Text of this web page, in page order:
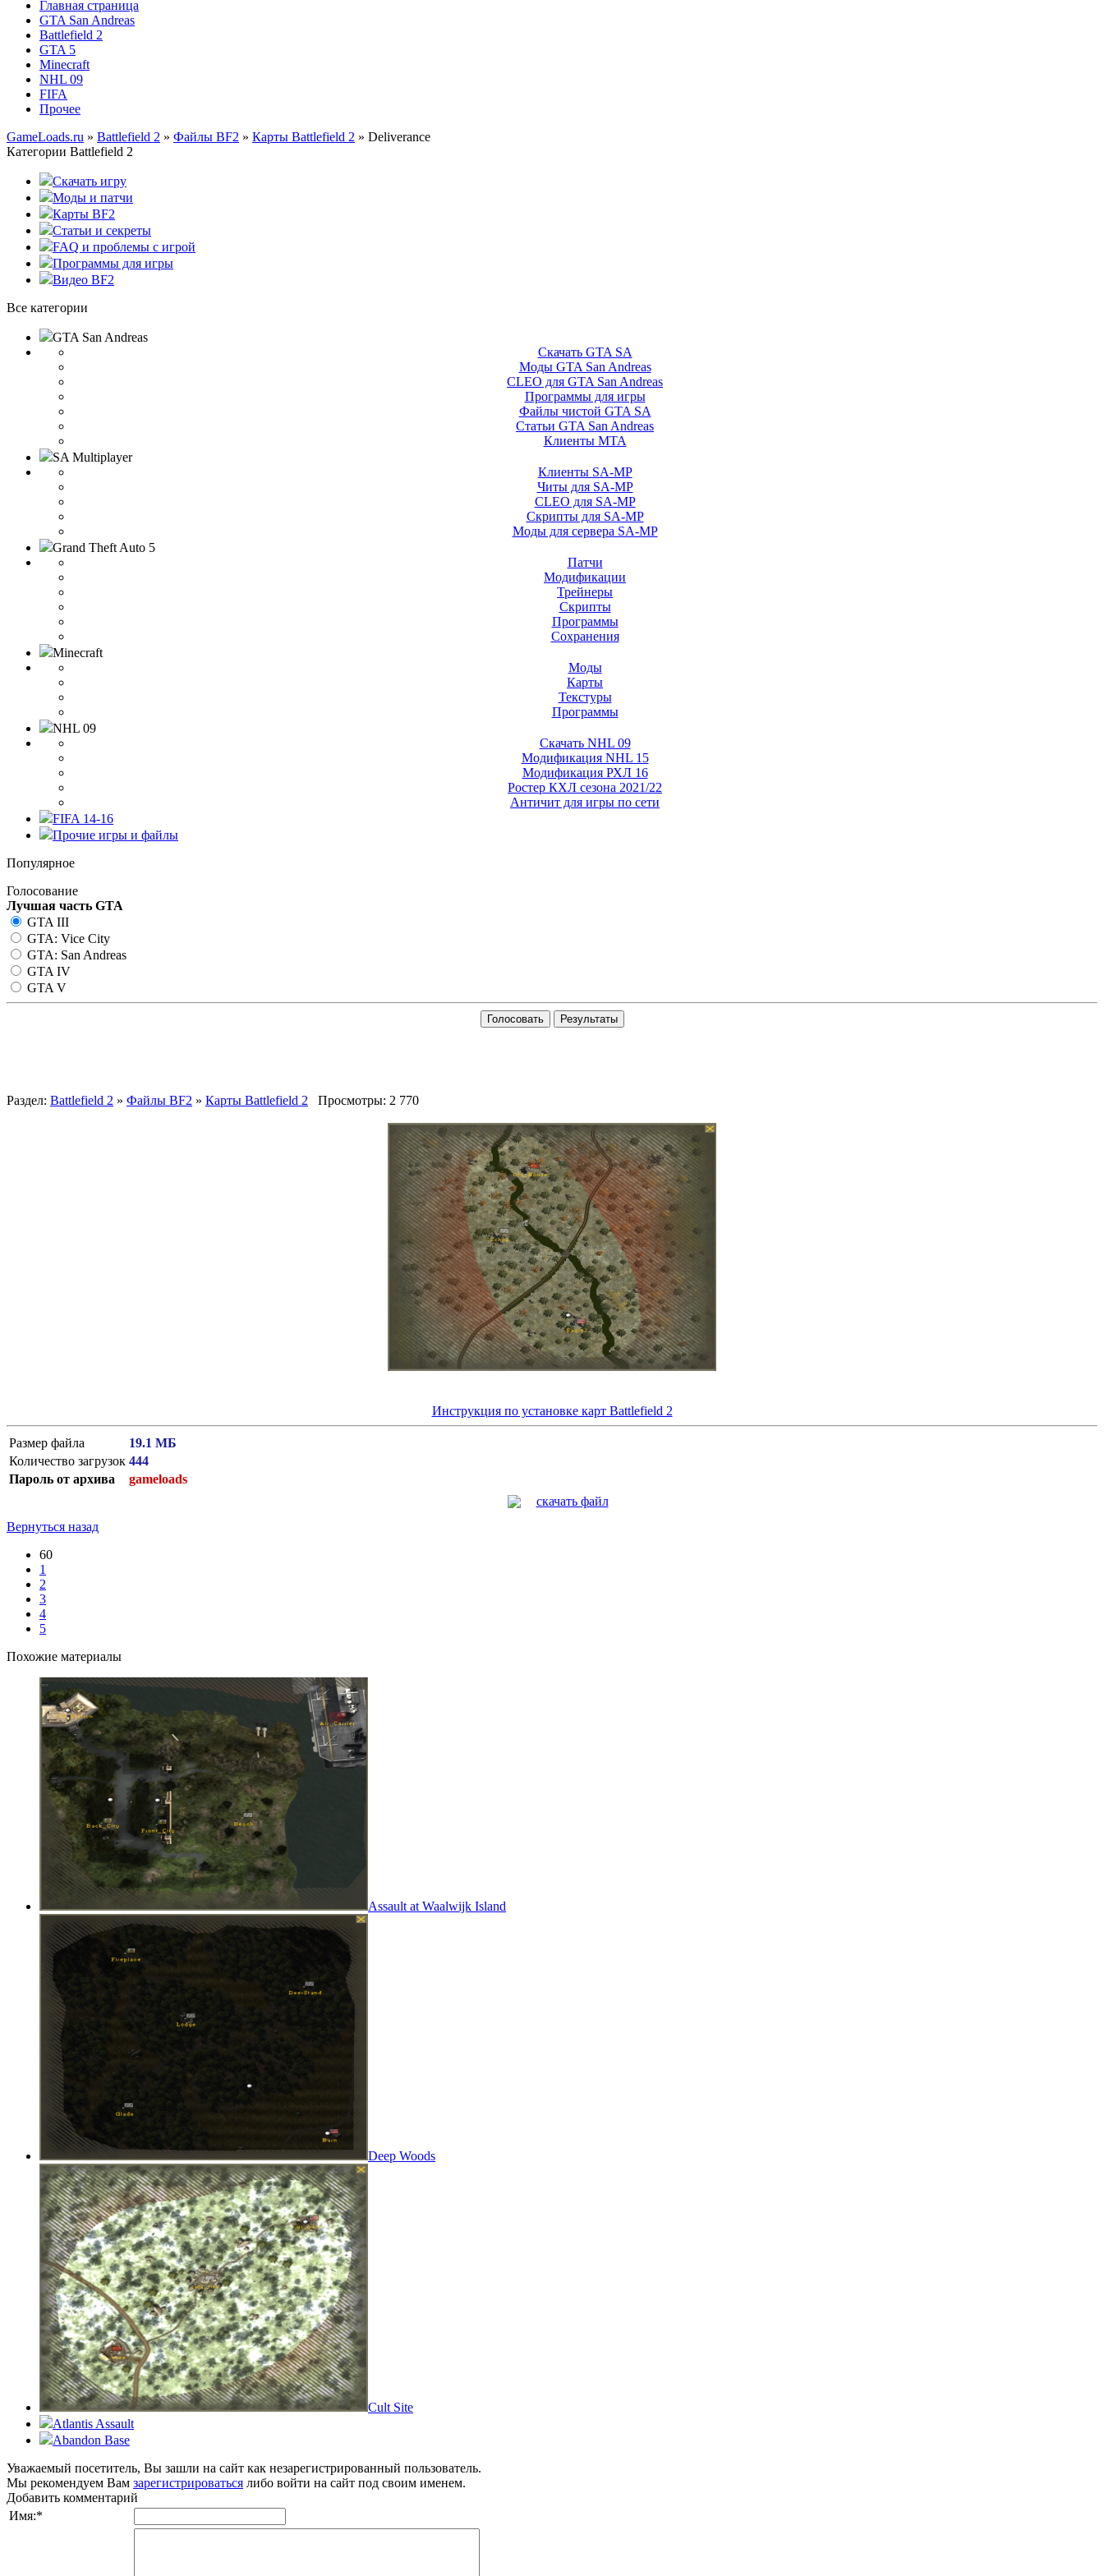
Главная страница
GTA San Andreas
Battlefield 2
GTA 5
Minecraft
NHL 09
FIFA
Прочее
GameLoads.ru » Battlefield 2 » Файлы BF2 » Карты Battlefield 2 » Deliverance
Категории Battlefield 2
Скачать игру
Моды и патчи
Карты BF2
Статьи и секреты
FAQ и проблемы с игрой
Программы для игры
Видео BF2
Все категории
GTA San Andreas
Скачать GTA SA
Моды GTA San Andreas
CLEO для GTA San Andreas
Программы для игры
Файлы чистой GTA SA
Статьи GTA San Andreas
Клиенты MTA
SA Multiplayer
Клиенты SA-MP
Читы для SA-MP
CLEO для SA-MP
Скрипты для SA-MP
Моды для сервера SA-MP
Grand Theft Auto 5
Патчи
Модификации
Трейнеры
Скрипты
Программы
Сохранения
Minecraft
Моды
Карты
Текстуры
Программы
NHL 09
Скачать NHL 09
Модификация NHL 15
Модификация РХЛ 16
Ростер КХЛ сезона 2021/22
Античит для игры по сети
FIFA 14-16
Прочие игры и файлы
Популярное
Голосование
Лучшая часть GTA
GTA III
GTA: Vice City
GTA: San Andreas
GTA IV
GTA V
Голосовать Результаты
Раздел: Battlefield 2 » Файлы BF2 » Карты Battlefield 2 Просмотры: 2 770
Инструкция по установке карт Battlefield 2
Размер файла
19.1 МБ
Количество загрузок 444
Пароль от архива
gameloads
скачать файл
Вернуться назад
60
1
2
3
4
5
Похожие материалы
Assault at Waalwijk Island
Deep Woods
Cult Site
Atlantis Assault
Abandon Base
Уважаемый посетитель, Вы зашли на сайт как незарегистрированный пользователь.
Мы рекомендуем Вам зарегистрироваться либо войти на сайт под своим именем.
Добавить комментарий
Имя:*